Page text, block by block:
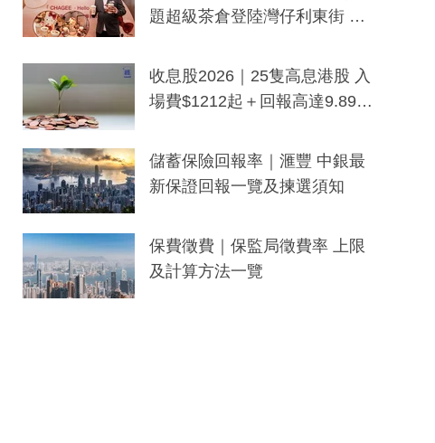
題超級茶倉登陸灣仔利東街 推
y及香港限定特調系列
收息股2026｜25隻高息港股 入
場費$1212起＋回報高達9.89
儲蓄保險回報率｜滙豐 中銀最
新保證回報一覽及揀選須知
保費徵費｜保監局徵費率 上限
及計算方法一覽